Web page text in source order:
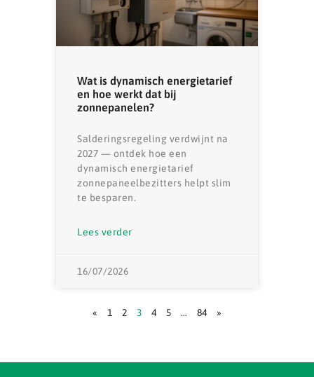
Wat is dynamisch energietarief
en hoe werkt dat bij
zonnepanelen?
Salderingsregeling verdwijnt na
2027 — ontdek hoe een
dynamisch energietarief
zonnepaneelbezitters helpt slim
te besparen.
Lees verder
16/07/2026
« 1 2 3 4 5 … 84 »